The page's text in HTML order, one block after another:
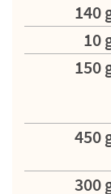
140
10
150
450
300